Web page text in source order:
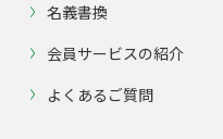
名義書換
会員サービスの紹介
よくあるご質問